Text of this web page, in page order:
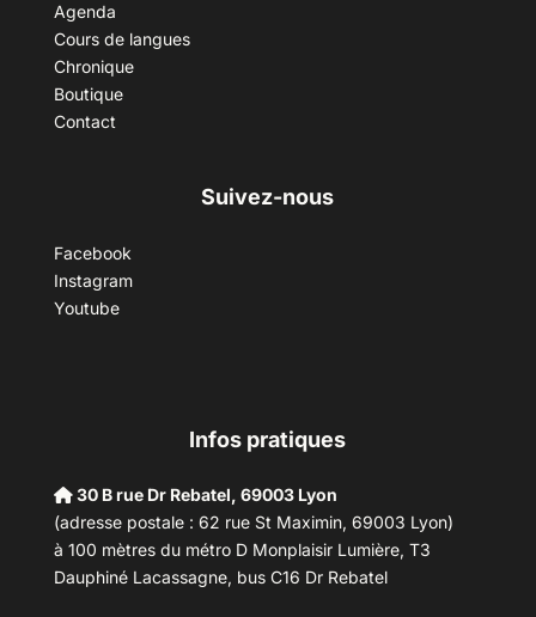
Agenda
Cours de langues
Chronique
Boutique
Contact
Suivez-nous
Facebook
Instagram
Youtube
Infos pratiques
30 B rue Dr Rebatel, 69003 Lyon
(adresse postale : 62 rue St Maximin, 69003 Lyon)
à 100 mètres du métro D Monplaisir Lumière, T3
Dauphiné Lacassagne, bus C16 Dr Rebatel